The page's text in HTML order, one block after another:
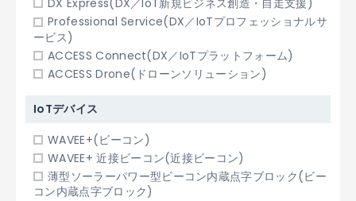
DX Express(DX／IoT新規ビジネス創造・自走支援)
Professional Service(DX／IoTプロフェッショナルサ
ービス)
ACCESS Connect(DX／IoTプラットフォーム)
ACCESS Drone(ドローンソリューション)
IoTデバイス
WAVEE+(ビーコン)
WAVEE+ 近接ビーコン(近接ビーコン)
薄型ソーラーパワー型ビーコン内蔵点字ブロック(ビー
コン内蔵点字ブロック)